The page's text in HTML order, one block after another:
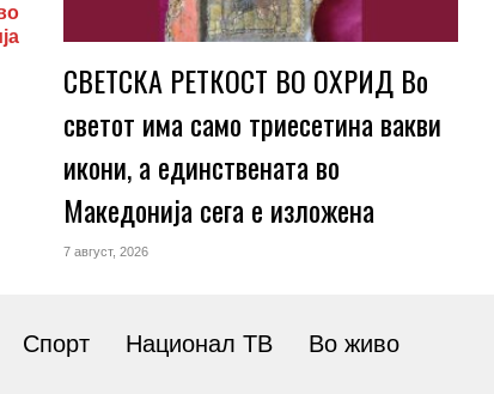
СВЕТСКА РЕТКОСТ ВО ОХРИД Во
светот има само триесетина вакви
икони, а единствената во
Македонија сега е изложена
7 август, 2026
Спорт Национал ТВ Во живо